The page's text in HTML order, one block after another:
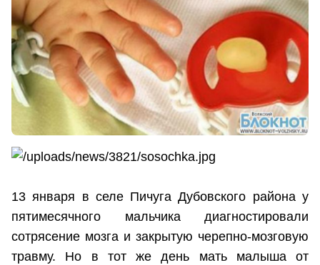
13 января в селе Пичуга Дубовского района у
пятимесячного мальчика диагностировали
сотрясение мозга и закрытую черепно-мозговую
травму. Но в тот же день мать малыша от